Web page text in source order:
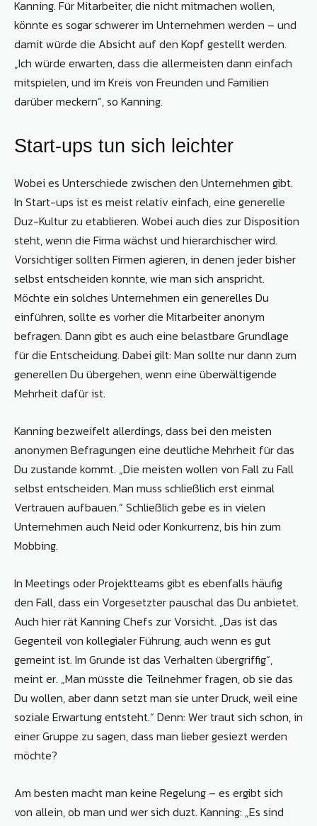
Kanning. Für Mitarbeiter, die nicht mitmachen wollen,
könnte es sogar schwerer im Unternehmen werden – und
damit würde die Absicht auf den Kopf gestellt werden.
„Ich würde erwarten, dass die allermeisten dann einfach
mitspielen, und im Kreis von Freunden und Familien
darüber meckern“, so Kanning.
Start-ups tun sich leichter
Wobei es Unterschiede zwischen den Unternehmen gibt.
In Start-ups ist es meist relativ einfach, eine generelle
Duz-Kultur zu etablieren. Wobei auch dies zur Disposition
steht, wenn die Firma wächst und hierarchischer wird.
Vorsichtiger sollten Firmen agieren, in denen jeder bisher
selbst entscheiden konnte, wie man sich anspricht.
Möchte ein solches Unternehmen ein generelles Du
einführen, sollte es vorher die Mitarbeiter anonym
befragen. Dann gibt es auch eine belastbare Grundlage
für die Entscheidung. Dabei gilt: Man sollte nur dann zum
generellen Du übergehen, wenn eine überwältigende
Mehrheit dafür ist.
Kanning bezweifelt allerdings, dass bei den meisten
anonymen Befragungen eine deutliche Mehrheit für das
Du zustande kommt. „Die meisten wollen von Fall zu Fall
selbst entscheiden. Man muss schließlich erst einmal
Vertrauen aufbauen.“ Schließlich gebe es in vielen
Unternehmen auch Neid oder Konkurrenz, bis hin zum
Mobbing.
In Meetings oder Projektteams gibt es ebenfalls häufig
den Fall, dass ein Vorgesetzter pauschal das Du anbietet.
Auch hier rät Kanning Chefs zur Vorsicht. „Das ist das
Gegenteil von kollegialer Führung, auch wenn es gut
gemeint ist. Im Grunde ist das Verhalten übergriffig“,
meint er. „Man müsste die Teilnehmer fragen, ob sie das
Du wollen, aber dann setzt man sie unter Druck, weil eine
soziale Erwartung entsteht.“ Denn: Wer traut sich schon, in
einer Gruppe zu sagen, dass man lieber gesiezt werden
möchte?
Am besten macht man keine Regelung – es ergibt sich
von allein, ob man und wer sich duzt. Kanning: „Es sind